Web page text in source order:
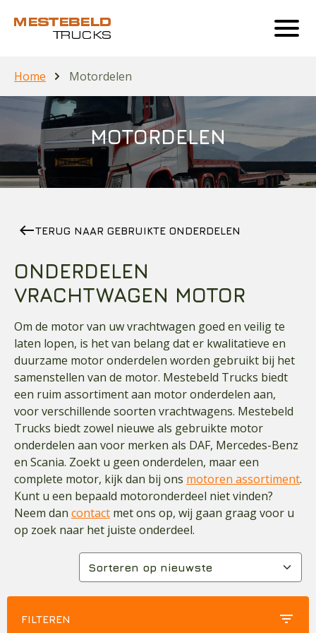
Home Motordelen
MOTORDELEN
westTERUG NAAR GEBRUIKTE ONDERDELEN
ONDERDELEN
VRACHTWAGEN MOTOR
Om de motor van uw vrachtwagen goed en veilig te
laten lopen, is het van belang dat er kwalitatieve en
duurzame motor onderdelen worden gebruikt bij het
samenstellen van de motor. Mestebeld Trucks biedt
een ruim assortiment aan motor onderdelen aan,
voor verschillende soorten vrachtwagens. Mestebeld
Trucks biedt zowel nieuwe als gebruikte motor
onderdelen aan voor merken als DAF, Mercedes-Benz
en Scania. Zoekt u geen onderdelen, maar een
complete motor, kijk dan bij ons motoren assortiment.
Kunt u een bepaald motoronderdeel niet vinden?
Neem dan contact met ons op, wij gaan graag voor u
op zoek naar het juiste onderdeel.
FILTEREN filter_list